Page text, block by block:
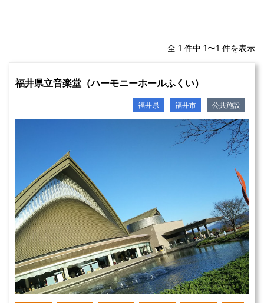
全 1 件中 1〜1 件を表示
福井県立音楽堂（ハーモニーホールふくい）
福井県 福井市 公共施設